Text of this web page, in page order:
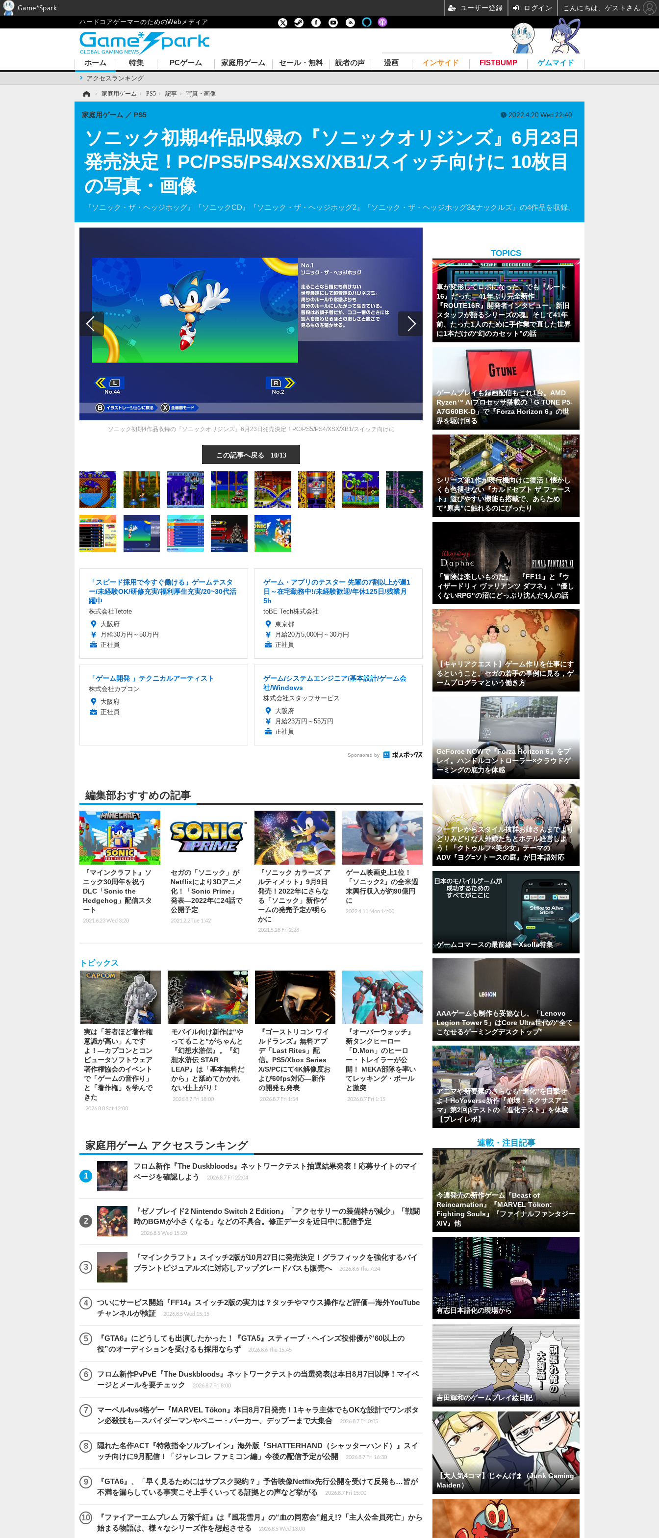
ハードコアゲーマーのためのWebメディア
ホーム
アクセスランキング
特集 PCゲーム 家庭用ゲーム セール・無料 読者の声 漫画 インサイド FISTBUMP ゲムマイド
› 家庭用ゲーム › PS5 › 記事 › 写真・画像
ソニック初期4作品収録の『ソニックオリジンズ』6月23日
発売決定！PC/PS5/PS4/XSX/XB1/スイッチ向けに 10枚目
の写真・画像
『ソニック・ザ・ヘッジホッグ』『ソニックCD』『ソニック・ザ・ヘッジホッグ2』『ソニック・ザ・ヘッジホッグ3&ナックルズ』の4作品を収録。
家庭用ゲーム PS5 2022.4.20 Wed 22:40
ソニック初期4作品収録の『ソニックオリジンズ』6月23日発売決定！PC/PS5/PS4/XSX/XB1/スイッチ向けに
この記事へ戻る 10/13
「スピード採用で今すぐ働ける」ゲームテスタ
ー/未経験OK/研修充実/福利厚生充実/20~30代活
躍中
株式会社Tetote
大阪府
月給30万円～50万円
正社員
ゲーム・アプリのテスター 先輩の7割以上が週1
日～在宅勤務中!/未経験歓迎/年休125日/残業月
5h
toBE Tech株式会社
東京都
月給20万5,000円～30万円
正社員
「ゲーム開発 」テクニカルアーティスト
株式会社カプコン
大阪府
正社員
ゲーム/システムエンジニア/基本設計/ゲーム会
社/Windows
株式会社スタッフサービス
大阪府
月給23万円～55万円
正社員
Sponsored by
編集部おすすめの記事
『マインクラフト』ソ
ニック30周年を祝う
DLC「Sonic the
Hedgehog」配信スタ
ート
2021.6.23 Wed 3:20
セガの「ソニック」が
Netflixにより3Dアニメ
化！「Sonic Prime」
発表―2022年に24話で
公開予定
2021.2.2 Tue 1:42
『ソニック カラーズ ア
ルティメット』9月9日
発売！2022年にさらな
る「ソニック」新作ゲ
ームの発売予定が明ら
かに
2021.5.28 Fri 2:28
ゲーム映画史上1位！
「ソニック2」の全米週
末興行収入が約90億円
に
2022.4.11 Mon 14:00
トピックス
実は「若者ほど著作権
意識が高い」んです
よ！―カプコンとコン
ピュータソフトウェア
著作権協会のイベント
で「ゲームの音作り」
と「著作権」を学んで
きた
2026.8.8 Sat 12:00
モバイル向け新作は“や
ってること”がちゃんと
『幻想水滸伝』。『幻
想水滸伝 STAR
LEAP』は「基本無料だ
から」と舐めてかかれ
ない仕上がり！
2026.8.7 Fri 18:00
『ゴーストリコン ワイ
ルドランズ』無料アプ
デ「Last Rites」配
信。PS5/Xbox Series
X/S/PCにて4K解像度お
よび60fps対応―新作
の開発も発表
2026.8.7 Fri 1:54
『オーバーウォッチ』
新タンクヒーロー
「D.Mon」のヒーロ
ー・トレイラーが公
開！ MEKA部隊を率い
てレッキング・ボール
と激突
2026.8.7 Fri 1:15
家庭用ゲーム アクセスランキング
フロム新作『The Duskbloods』ネットワークテスト抽選結果発表！応募サイトのマイ
ページを確認しよう
2026.8.7 Fri 22:04
『ゼノブレイド2 Nintendo Switch 2 Edition』「アクセサリーの装備枠が減少」「戦闘
時のBGMが小さくなる」などの不具合。修正データを近日中に配信予定
2026.8.5 Wed 15:20
『マインクラフト』スイッチ2版が10月27日に発売決定！グラフィックを強化するバイ
ブラントビジュアルズに対応しアップグレードパスも販売へ
2026.8.6 Thu 7:24
ついにサービス開始『FF14』スイッチ2版の実力は？タッチやマウス操作など評価―海外YouTube
チャンネルが検証
2026.8.5 Wed 15:15
『GTA6』にどうしても出演したかった！『GTA5』スティーブ・ヘインズ役俳優が“60以上の
役”のオーディションを受けるも採用ならず
2026.8.6 Thu 15:45
フロム新作PvPvE『The Duskbloods』ネットワークテストの当選発表は本日8月7日以降！マイペ
ージとメールを要チェック
2026.8.7 Fri 8:00
マーベル4vs4格ゲー『MARVEL Tōkon』本日8月7日発売！1キャラ主体でもOKな設計でワンボタ
ン必殺技も―スパイダーマンやペニー・パーカー、デップーまで大集合
2026.8.7 Fri 0:05
隠れた名作ACT『特救指令ソルブレイン』海外版『SHATTERHAND（シャッターハンド）』スイ
ッチ向けに9月配信！「ジャレコレ ファミコン編」今後の配信予定が公開
2026.8.7 Fri 16:30
『GTA6』、「早く見るためにはサブスク契約？」予告映像Netflix先行公開を受けて反発も…皆が
不満を漏らしている事実こそ上手くいってる証拠との声など挙がる
2026.8.7 Fri 15:00
『ファイアーエムブレム 万紫千紅』は『風花雪月』の“血の同窓会”超え!?「主人公全員死亡」から
始まる物語は、様々なシリーズ作を想起させる
2026.8.5 Wed 13:00
TOPICS
車が変形してロボになった、でも『ルート
16』だった―41年ぶり完全新作
『ROUTE16R』開発者インタビュー。新旧
スタッフが語るシリーズの魂。そして41年
前、たった1人のために手作業で直した世界
に1本だけの“幻のカセット”の話
ゲームプレイも録画配信もこれ1台。AMD
Ryzen™ AIプロセッサ搭載の「G TUNE P5-
A7G60BK-D」で『Forza Horizon 6』の世
界を駆け回る
シリーズ第1作が現行機向けに復活！懐かし
くも色褪せない『カルドセプト ザ ファース
ト』遊びやすい機能も搭載で、あらため
て“原典”に触れるのにぴったり
「冒険は楽しいものだ」 ─『FF11』と『ウ
ィザードリィ ヴァリアンツ ダフネ』、"優し
くないRPG"の沼にどっぷり沈んだ4人の話
【キャリアクエスト】ゲーム作りを仕事にす
るということ。セガの若手の事例に見る，ゲ
ームプログラマという働き方
GeForce NOWで『Forza Horizon 6』をプ
レイ。ハンドルコントローラー×クラウドゲ
ーミングの底力を体感
クーデレからスタイル抜群お姉さんまでより
どりみどりな人外娘たちとホテル経営しよ
う！「クトゥルフ×美少女」テーマの
ADV『ヨグ=ソトースの庭』が日本語対応
ゲームコマースの最前線ーXsolla特集
AAAゲームも制作も妥協なし。「Lenovo
Legion Tower 5」はCore Ultra世代の“全て
こなせるゲーミングデスクトップ”
アニマや新要素のさらなる“進化”を目撃せ
よ！HoYoverse新作『崩壊：ネクサスアニ
マ』第2回βテストの「進化テスト」を体験
【プレイレポ】
連載・注目記事
今週発売の新作ゲーム『Beast of
Reincarnation』『MARVEL Tōkon:
Fighting Souls』『ファイナルファンタジー
XIV』他
有志日本語化の現場から
吉田輝和のゲームプレイ絵日記
【大人気4コマ】じゃんげま（Junk Gaming
Maiden）
Game*Spark ユーザー登録 ログイン こんにちは、ゲストさん